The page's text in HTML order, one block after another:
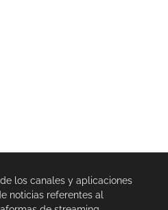
los canales y aplicaciones
noticias referentes al